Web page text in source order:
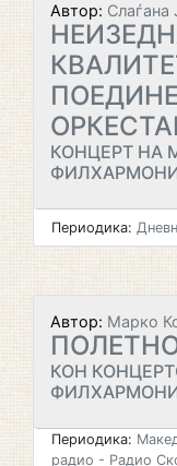
Автор: Слаѓана
КОНЦЕРТ НА
Периодика:
Автор: Марко
КОН
Периодика:
радио - Радио